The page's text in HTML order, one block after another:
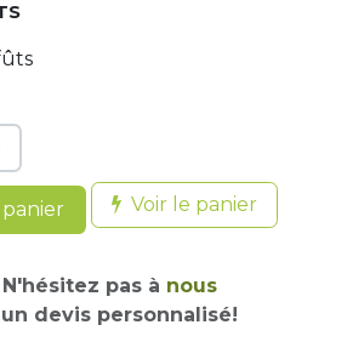
Voir le panier
pas à nous
devis personnalisé!